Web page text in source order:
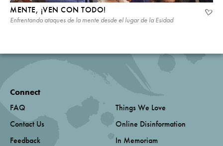
MENTE, ¡VEN CON TODO!
Enfrentando ataques de la mente desde el lugar de la Esidad
Connect
FAQ
Contact Us
Feedback
Things We Love
Online Disinformation
In Memoriam